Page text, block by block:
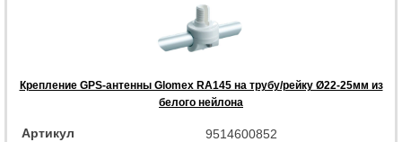
Крепление GPS-антенны Glomex RA145 на трубу/рейку Ø22-25мм из
белого нейлона
Артикул
9514600852